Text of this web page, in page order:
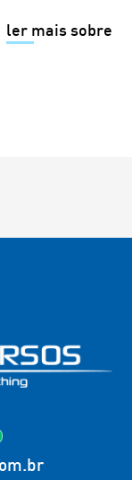
ler mais sobre